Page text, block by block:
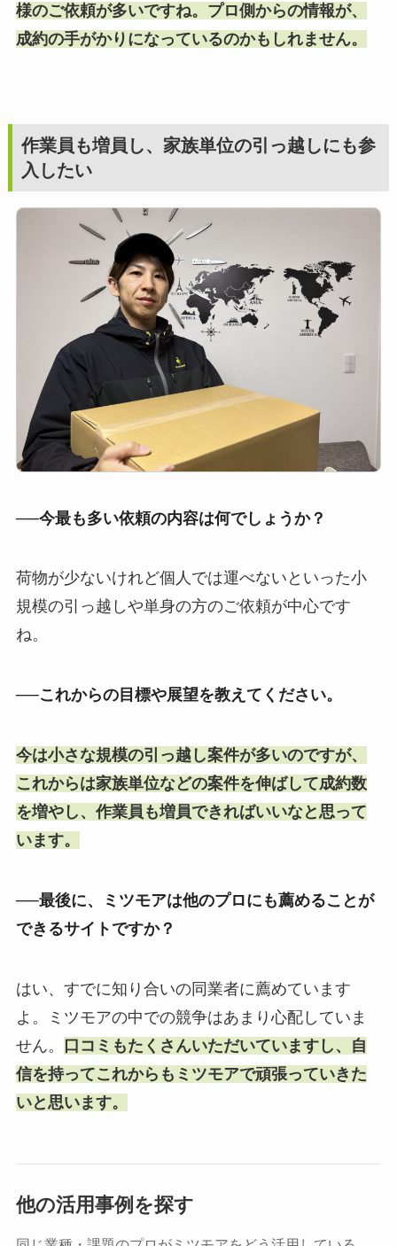
様のご依頼が多いですね。プロ側からの情報が、
成約の手がかりになっているのかもしれません。
作業員も増員し、家族単位の引っ越しにも参
入したい
──今最も多い依頼の内容は何でしょうか？
荷物が少ないけれど個人では運べないといった小
規模の引っ越しや単身の方のご依頼が中心です
ね。
──これからの目標や展望を教えてください。
今は小さな規模の引っ越し案件が多いのですが、
これからは家族単位などの案件を伸ばして成約数
を増やし、作業員も増員できればいいなと思って
います。
──最後に、ミツモアは他のプロにも薦めることが
できるサイトですか？
はい、すでに知り合いの同業者に薦めています
よ。ミツモアの中での競争はあまり心配していま
せん。
口コミもたくさんいただいていますし、自
信を持ってこれからもミツモアで頑張っていきた
いと思います。
他の活用事例を探す